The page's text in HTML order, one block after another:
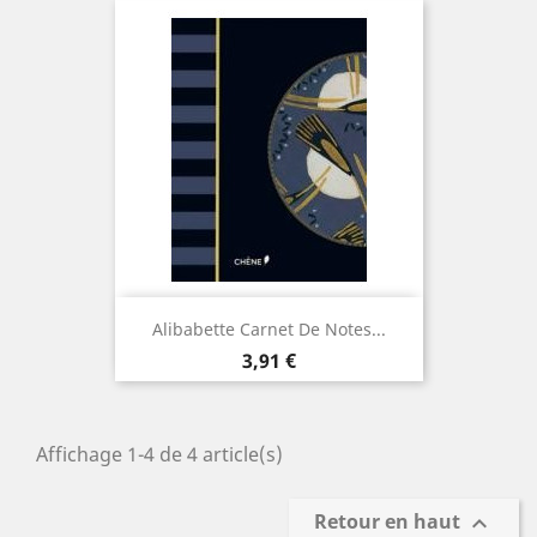
Alibabette Carnet De Notes...
Prix
3,91 €
Affichage 1-4 de 4 article(s)
Retour en haut 